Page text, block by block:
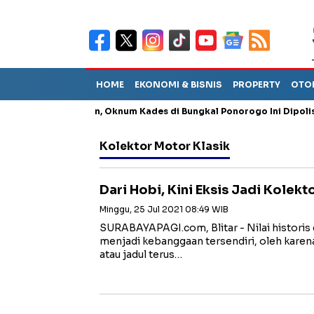
HOME EKONOMI & BISNIS PROPERTY
Penganiayaan, Oknum Kades di Bungkal Ponorogo Ini Dipolisikan
Kolektor Motor Klasik
Dari Hobi, Kini Eksis Jadi
Minggu, 25 Jul 2021 08:49 WIB
SURABAYAPAGI.com, Blitar - Nilai
menjadi kebanggaan tersendiri, oleh
atau jadul terus…